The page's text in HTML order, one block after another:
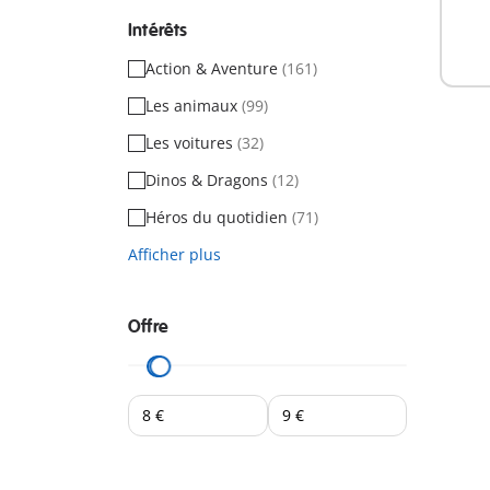
Intérêts
Action & Aventure (161)
Les animaux (99)
Les voitures (32)
Dinos & Dragons (12)
Héros du quotidien (71)
Afficher plus
Offre